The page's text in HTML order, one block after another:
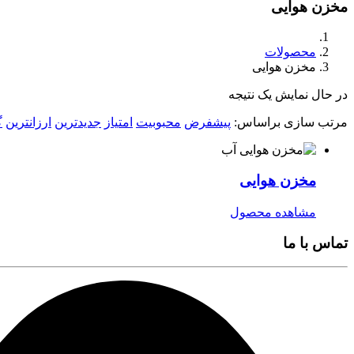
مخزن هوایی
محصولات
مخزن هوایی
در حال نمایش یک نتیجه
مرتب سازی براساس: پیشفرض محبوبیت امتیاز جدیدترین ارزانترین
مخزن هوایی
مشاهده محصول
تماس با ما